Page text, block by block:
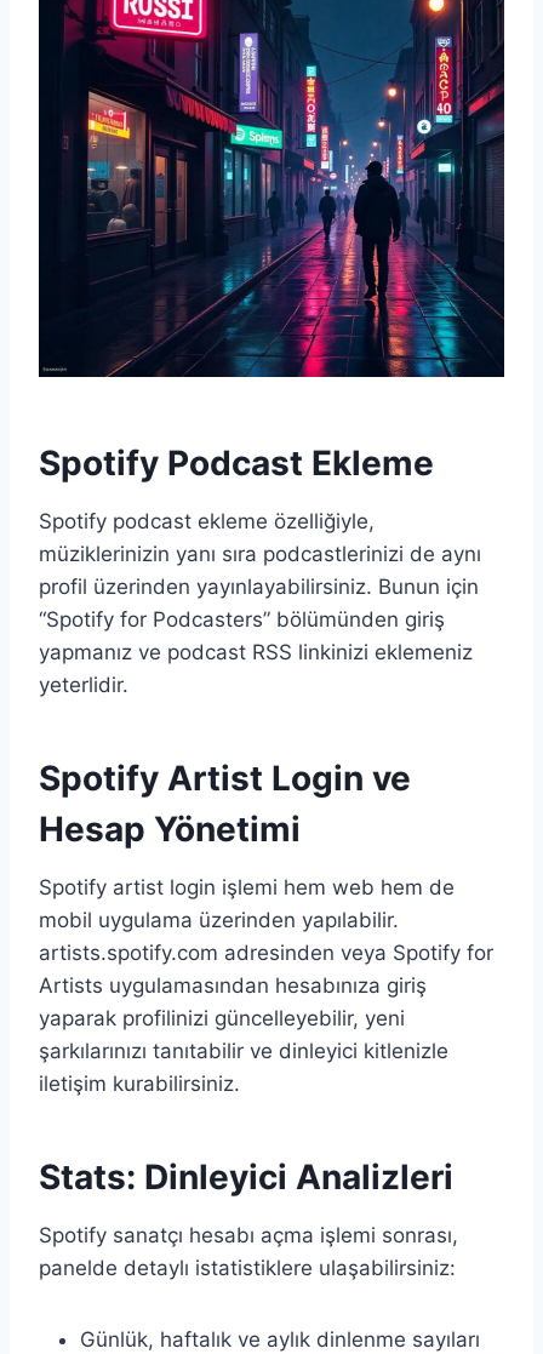
Spotify Podcast Ekleme
Spotify podcast ekleme özelliğiyle,
müziklerinizin yanı sıra podcastlerinizi de aynı
profil üzerinden yayınlayabilirsiniz. Bunun için
“Spotify for Podcasters” bölümünden giriş
yapmanız ve podcast RSS linkinizi eklemeniz
yeterlidir.
Spotify Artist Login ve
Hesap Yönetimi
Spotify artist login işlemi hem web hem de
mobil uygulama üzerinden yapılabilir.
artists.spotify.com adresinden veya Spotify for
Artists uygulamasından hesabınıza giriş
yaparak profilinizi güncelleyebilir, yeni
şarkılarınızı tanıtabilir ve dinleyici kitlenizle
iletişim kurabilirsiniz.
Stats: Dinleyici Analizleri
Spotify sanatçı hesabı açma işlemi sonrası,
panelde detaylı istatistiklere ulaşabilirsiniz:
Günlük, haftalık ve aylık dinlenme sayıları